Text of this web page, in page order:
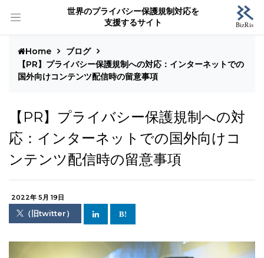
世界のプライバシー保護規制対応を
支援するサイト
Home
ブログ
【PR】プライバシー保護規制への対応：インターネットでの
国外向けコンテンツ配信時の留意事項
【PR】プライバシー保護規制への対
応：インターネットでの国外向けコ
ンテンツ配信時の留意事項
2022年 5月 19日
（旧twitter）